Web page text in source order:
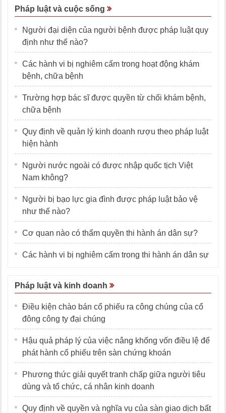
Pháp luật và cuộc sống
Người đại diện của người bệnh được pháp luật quy
định như thế nào?
Các hành vi bị nghiêm cấm trong hoạt động khám
bệnh, chữa bệnh
Trường hợp bác sĩ được quyền từ chối khám bệnh,
chữa bệnh
Quy định về quản lý kinh doanh rượu theo pháp luật
hiện hành
Người nước ngoài có được nhập quốc tịch Việt
Nam không?
Người bị bạo lực gia đình được pháp luật bảo vệ
như thế nào?
Cơ quan nào có thẩm quyền thi hành án dân sự?
Các hành vi bị nghiêm cấm trong thi hành án dân sự
Pháp luật và kinh doanh
Điều kiện chào bán cổ phiếu ra công chúng của cổ
đông công ty đại chúng
Hậu quả pháp lý của việc nâng khống vốn điều lệ để
phát hành cổ phiếu trên sàn chứng khoán
Phương thức giải quyết tranh chấp giữa người tiêu
dùng và tổ chức, cá nhân kinh doanh
Quy định về quyền và nghĩa vụ của sàn giao dịch bất